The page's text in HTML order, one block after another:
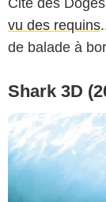
vu des requins
de balade à
Shark 3D